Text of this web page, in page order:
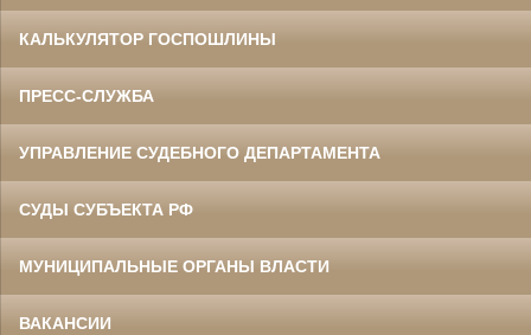
КАЛЬКУЛЯТОР ГОСПОШЛИНЫ
ПРЕСС-СЛУЖБА
УПРАВЛЕНИЕ СУДЕБНОГО ДЕПАРТАМЕНТА
СУДЫ СУБЪЕКТА РФ
МУНИЦИПАЛЬНЫЕ ОРГАНЫ ВЛАСТИ
ВАКАНСИИ